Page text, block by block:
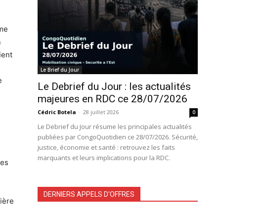
Le Brief du Jour
Le Debrief du Jour : les actualités
majeures en RDC ce 28/07/2026
Cédric Botela - 28 juillet 2026 0
Le Debrief du Jour résume les principales actualités
publiées par CongoQuotidien ce 28/07/2026. Sécurité,
justice, économie et santé : retrouvez les faits
marquants et leurs implications pour la RDC.
DERNIERS APPELS D'OFFRES